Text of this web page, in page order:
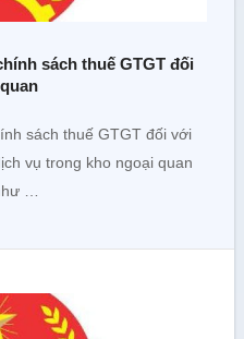
sách thuế GTGT đối
sách thuế GTGT đối với
vụ trong kho ngoại quan
…